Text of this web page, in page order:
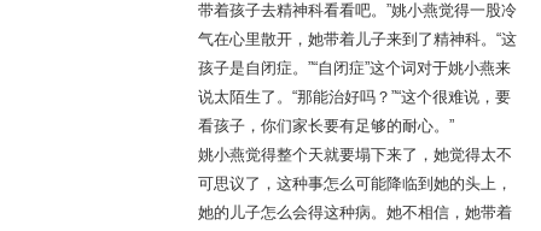
带着孩子去精神科看看吧。”姚小燕觉得一股冷
气在心里散开，她带着儿子来到了精神科。“这
孩子是自闭症。”“自闭症”这个词对于姚小燕来
说太陌生了。“那能治好吗？”“这个很难说，要
看孩子，你们家长要有足够的耐心。”
姚小燕觉得整个天就要塌下来了，她觉得太不
可思议了，这种事怎么可能降临到她的头上，
她的儿子怎么会得这种病。她不相信，她带着